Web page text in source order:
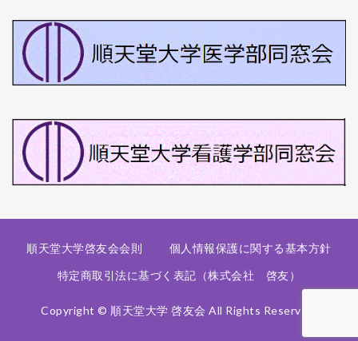
順天堂大学啓友会会則
個人情報保護に関する基本方針
特定商取引法に基づく表記（株式会社 啓友）
Copyright © 順天堂大学 啓友会 All Rights Reserved.